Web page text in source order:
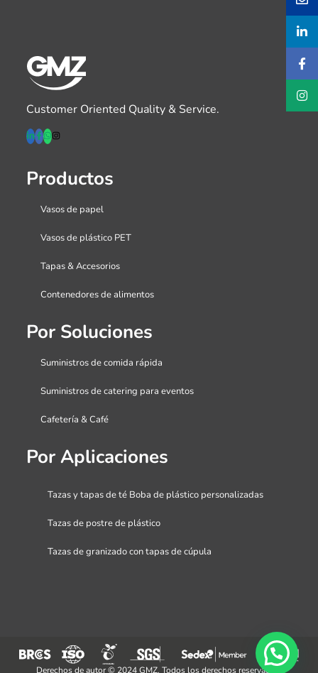
Customer Oriented Quality & Service.
Productos
Vasos de papel
Vasos de plástico PET
Tapas & Accesorios
Contenedores de alimentos
Por Soluciones
Suministros de comida rápida
Suministros de catering para eventos
Cafetería & Café
Por Aplicaciones
Tazas y tapas de té Boba de plástico personalizadas
Tazas de postre de plástico
Tazas de granizado con tapas de cúpula
Derechos de autor © 2024 GMZ. Todos los derechos reservados.